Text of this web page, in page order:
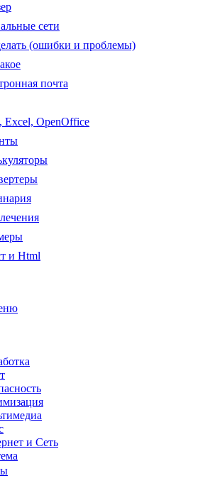
сети
(ошибки и проблемы)
почта
Excel, OpenOffice
и Html
и Сеть